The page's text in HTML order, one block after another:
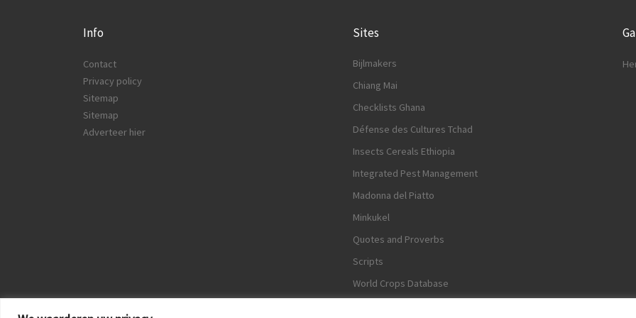
Info
Contact
Privacy policy
Sitemap
Sitemap
Adverteer hier
Sites
Bijlmakers
Chiang Mai
Checklists Ghana
Défense des Cultures Tchad
Insects Cereals Ethiopia
Integrated Pest Management
Madonna del Piatto
Minkukel
Quotes and Proverbs
Scripts
World Crops Database